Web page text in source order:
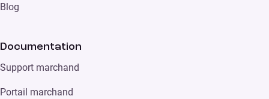
Blog
Documentation
Support marchand
Portail marchand